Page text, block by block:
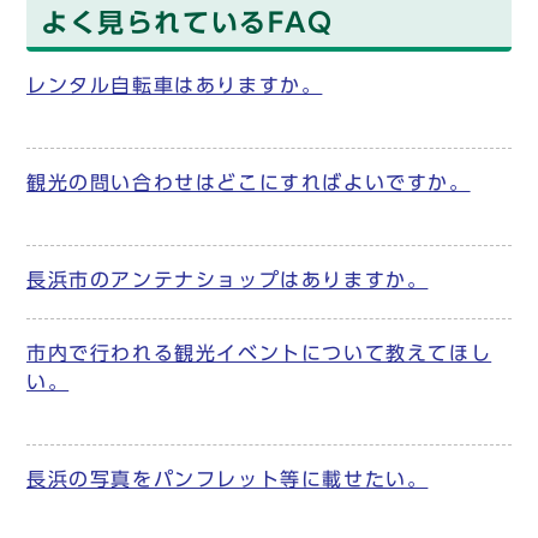
よく見られているFAQ
レンタル自転車はありますか。
観光の問い合わせはどこにすればよいですか。
長浜市のアンテナショップはありますか。
市内で行われる観光イベントについて教えてほし
い。
長浜の写真をパンフレット等に載せたい。